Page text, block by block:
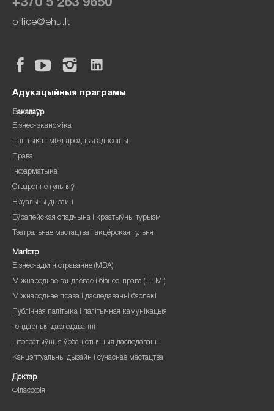
+370 5 263 9650
office@ehu.lt
Адукацыйныя праграмы
Бакалаўр
Бізнес-эканоміка
Палітыка і міжнародныя адносіны
Права
Інфарматыка
Стварэнне гульняў
Візуальны дызайн
Еўрапейская спадчына і крэатыўны турызм
Тэатральнае мастацтва і акцёрская гульня
Магістр
Бізнес-адміністраванне (MBA)
Міжнароднае гандлёвае і бізнес-права (LL.M.)
Міжнароднае права і даследаванні бяспекі
Публічная палітыка і палітычная камунікацыя
Гендарныя даследаванні
Інтэгратыўныя ўрбаністычныя даследаванні
Канцэптуальны дызайн і сучаснае мастацтва
Доктар
Філасофія